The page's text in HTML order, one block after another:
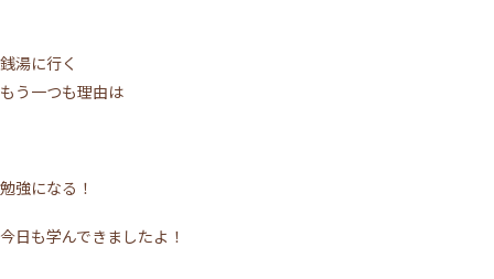
銭湯に行く
もう一つも理由は
勉強になる！
今日も学んできましたよ！